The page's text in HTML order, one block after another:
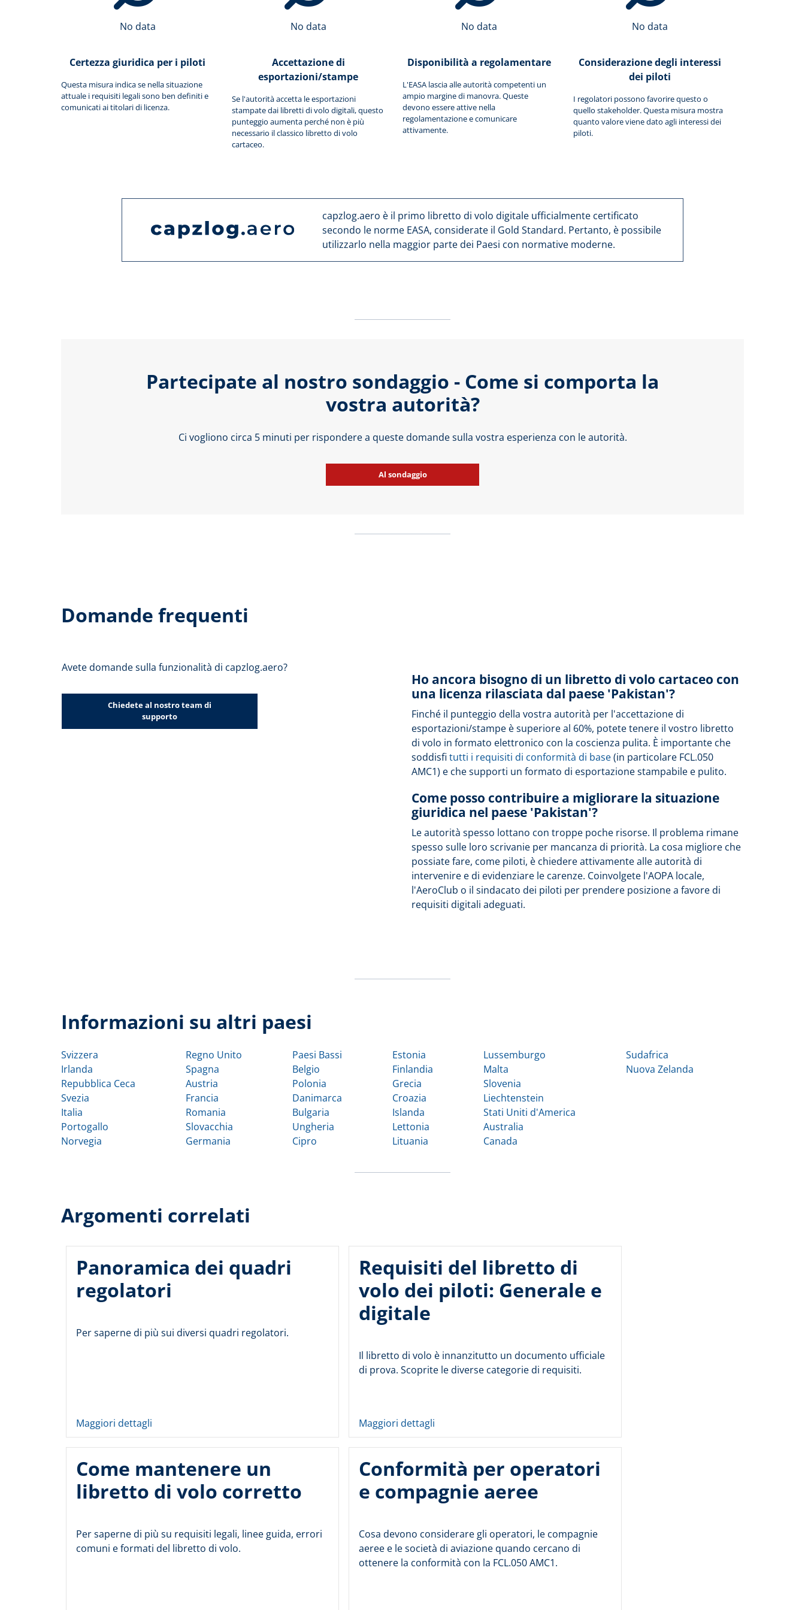
No data
Certezza giuridica per i piloti
Questa misura indica se nella situazione
attuale i requisiti legali sono ben definiti e
comunicati ai titolari di licenza.
No data
Accettazione di
esportazioni/stampe
Se l'autorità accetta le esportazioni
stampate dai libretti di volo digitali, questo
punteggio aumenta perché non è più
necessario il classico libretto di volo
cartaceo.
No data
Disponibilità a regolamentare
L'EASA lascia alle autorità competenti un
ampio margine di manovra. Queste
devono essere attive nella
regolamentazione e comunicare
attivamente.
No data
Considerazione degli interessi
dei piloti
I regolatori possono favorire questo o
quello stakeholder. Questa misura mostra
quanto valore viene dato agli interessi dei
piloti.
capzlog.aero è il primo libretto di volo digitale ufficialmente certificato
secondo le norme EASA, considerate il Gold Standard. Pertanto, è possibile
utilizzarlo nella maggior parte dei Paesi con normative moderne.
Partecipate al nostro sondaggio - Come si comporta la
vostra autorità?
Ci vogliono circa 5 minuti per rispondere a queste domande sulla vostra esperienza con le autorità.
Al sondaggio
Domande frequenti
Avete domande sulla funzionalità di capzlog.aero?
Chiedete al nostro team di
supporto
Ho ancora bisogno di un libretto di volo cartaceo con
una licenza rilasciata dal paese 'Pakistan'?
Finché il punteggio della vostra autorità per l'accettazione di
esportazioni/stampe è superiore al 60%, potete tenere il vostro libretto
di volo in formato elettronico con la coscienza pulita. È importante che
soddisfi tutti i requisiti di conformità di base(in particolare FCL.050
AMC1) e che supporti un formato di esportazione stampabile e pulito.
Come posso contribuire a migliorare la situazione
giuridica nel paese 'Pakistan'?
Le autorità spesso lottano con troppe poche risorse. Il problema rimane
spesso sulle loro scrivanie per mancanza di priorità. La cosa migliore che
possiate fare, come piloti, è chiedere attivamente alle autorità di
intervenire e di evidenziare le carenze. Coinvolgete l'AOPA locale,
l'AeroClub o il sindacato dei piloti per prendere posizione a favore di
requisiti digitali adeguati.
Informazioni su altri paesi
Svizzera
Irlanda
Repubblica Ceca
Svezia
Italia
Portogallo
Norvegia
Regno Unito
Spagna
Austria
Francia
Romania
Slovacchia
Germania
Paesi Bassi
Belgio
Polonia
Danimarca
Bulgaria
Ungheria
Cipro
Estonia
Finlandia
Grecia
Croazia
Islanda
Lettonia
Lituania
Lussemburgo
Malta
Slovenia
Liechtenstein
Stati Uniti d'America
Australia
Canada
Sudafrica
Nuova Zelanda
Argomenti correlati
Panoramica dei quadri
regolatori
Per saperne di più sui diversi quadri regolatori.
Maggiori dettagli
Requisiti del libretto di
volo dei piloti: Generale e
digitale
Il libretto di volo è innanzitutto un documento ufficiale
di prova. Scoprite le diverse categorie di requisiti.
Maggiori dettagli
Come mantenere un
libretto di volo corretto
Per saperne di più su requisiti legali, linee guida, errori
comuni e formati del libretto di volo.
Conformità per operatori
e compagnie aeree
Cosa devono considerare gli operatori, le compagnie
aeree e le società di aviazione quando cercano di
ottenere la conformità con la FCL.050 AMC1.